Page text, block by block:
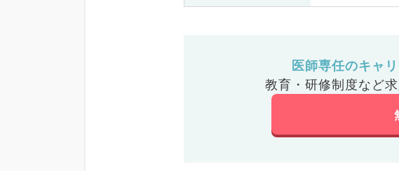
医師専任のキャ
教育・研修制度など